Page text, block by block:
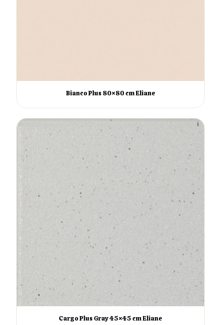
Bianco Plus 80×80 cm Eliane
Cargo Plus Gray 45×45 cm Eliane